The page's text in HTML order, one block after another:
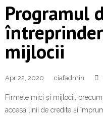
Programul
mijlocii
Apr 22, 2020 ciafadmin
Firmele mici și mijlocii,
accesa linii de credite și